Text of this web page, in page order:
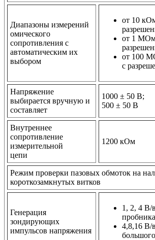
Диапазоны измерений
омического
сопротивления с
автоматическим их
выбором
от 10
от 1
от 100
с
Напряжение
выбирается вручную и
составляет
1000 ± 50 В;
500 ± 50 В
Внутреннее
сопротивление
измерительной
цепи
1200 кОм
Режим проверки пазовых обмоток на
короткозамкнутых витков
Генерация
зондирующих
импульсов напряжения
1, 2, 4 В/
4,8,16 В/